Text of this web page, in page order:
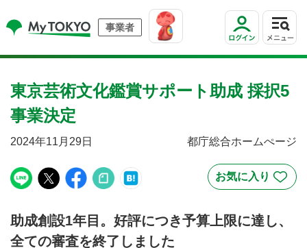
事業者
東京芸術文化鑑賞サポート助成 採択5
事業決定
2024年11月29日 都庁総合ホームぺージ
助成創設1年目。好評につき予算上限に達し、
全ての審査を終了しました